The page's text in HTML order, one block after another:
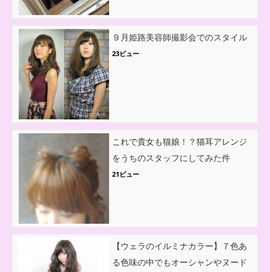
９月姫路美容師撮影会でのスタイル
23ビュー
これで貴女も猫娘！？猫耳アレンジ
をうちのスタッフにしてみた件
21ビュー
【ウェラのイルミナカラー】７色あ
る色味の中でもオーシャンやヌード